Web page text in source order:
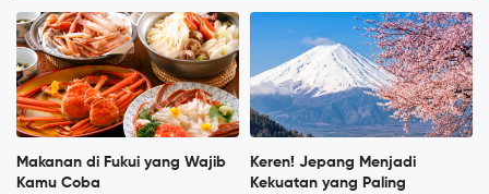
Makanan di Fukui yang Wajib
Kamu Coba
Keren! Jepang Menjadi
Kekuatan yang Paling